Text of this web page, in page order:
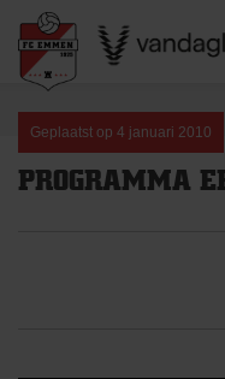
content
Geplaatst op 4 januari 2010
PROGRAMMA